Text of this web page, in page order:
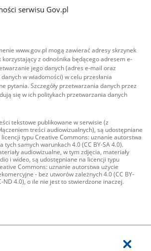
serwisu Gov.pl
www.gov.pl mogą zawierać adresy skrzynek
korzystający z odnośnika będącego adresem e-
jego danych (adres e-mail oraz
w wiadomości) w celu przesłania
pytania. Szczegóły przetwarzania danych przez
się w ich politykach przetwarzania danych
tekstowe publikowane w serwisie (z
treści audiowizualnych), są udostępniane
licencji typu Creative Commons: uznanie autorstwa
tych samych warunkach 4.0 (CC BY-SA 4.0).
audiowizualne, w tym zdjęcia, materiały
i wideo, są udostępniane na licencji typu
Commons: uznanie autorstwa użycie
- bez utworów zależnych 4.0 (CC BY-
ND 4.0), o ile nie jest to stwierdzone inaczej.